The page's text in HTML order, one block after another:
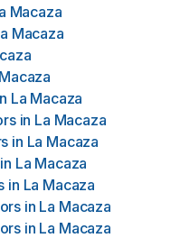
Macaza
Macaza
La Macaza
in La Macaza
in La Macaza
in La Macaza
in La Macaza
in La Macaza
in La Macaza